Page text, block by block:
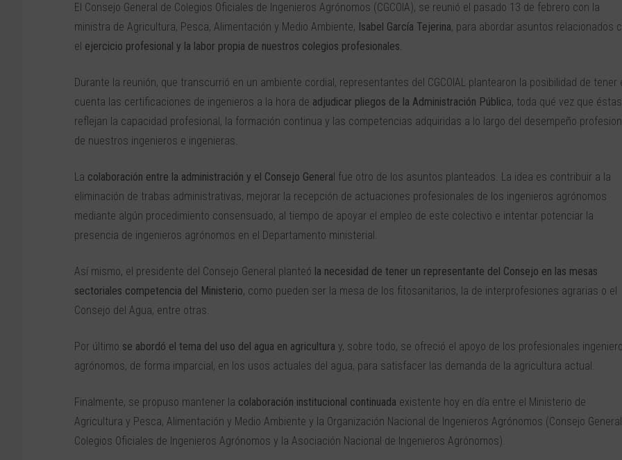
El Consejo General de Colegios Oficiales de Ingenieros Agrónomos (CGCOIA), se reunió el pasado 13 de febrero con la
ministra de Agricultura, Pesca, Alimentación y Medio Ambiente, Isabel García Tejerina, para abordar asuntos relacionados
el ejercicio profesional y la labor propia de nuestros colegios profesionales.
Durante la reunión, que transcurrió en un ambiente cordial, representantes del CGCOIAL plantearon la posibilidad de tener
cuenta las certificaciones de ingenieros a la hora de adjudicar pliegos de la Administración Pública, toda qué vez que éstas
reflejan la capacidad profesional, la formación continua y las competencias adquiridas a lo largo del desempeño
de nuestros ingenieros e ingenieras.
La colaboración entre la administración y el Consejo Genera l fue otro de los asuntos planteados. La idea es contribuir a la
eliminación de trabas administrativas, mejorar la recepción de actuaciones profesionales de los ingenieros agrónomos
mediante algún procedimiento consensuado, al tiempo de apoyar el empleo de este colectivo e intentar potenciar la
presencia de ingenieros agrónomos en el Departamento ministerial.
Así mismo, el presidente del Consejo General planteó la necesidad de tener un representante del Consejo en las mesas
sectoriales competencia del Ministerio, como pueden ser la mesa de los fitosanitarios, la de interprofesiones agrarias o el
Consejo del Agua, entre otras.
Por último se abordó el tema del uso del agua en agricultura y, sobre todo, se ofreció el apoyo de los profesionales
agrónomos, de forma imparcial, en los usos actuales del agua, para satisfacer las demanda de la agricultura actual.
Finalmente, se propuso mantener la colaboración institucional continuada existente hoy en día entre el Ministerio de
Agricultura y Pesca, Alimentación y Medio Ambiente y la Organización Nacional de Ingenieros Agrónomos (Consejo
Colegios Oficiales de Ingenieros Agrónomos y la Asociación Nacional de Ingenieros Agrónomos).